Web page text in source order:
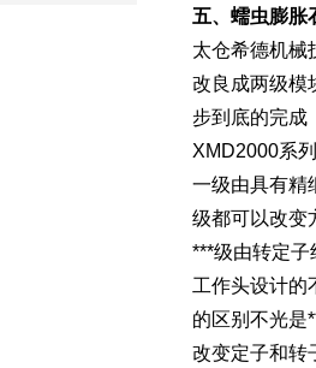
五、蠕虫膨胀
太仓希德机械
改良成两级模
步到底的完成
XMD2000系
一级由具有精
级都可以改变
***级由转定
工作头设计的
的区别不光是
改变定子和转